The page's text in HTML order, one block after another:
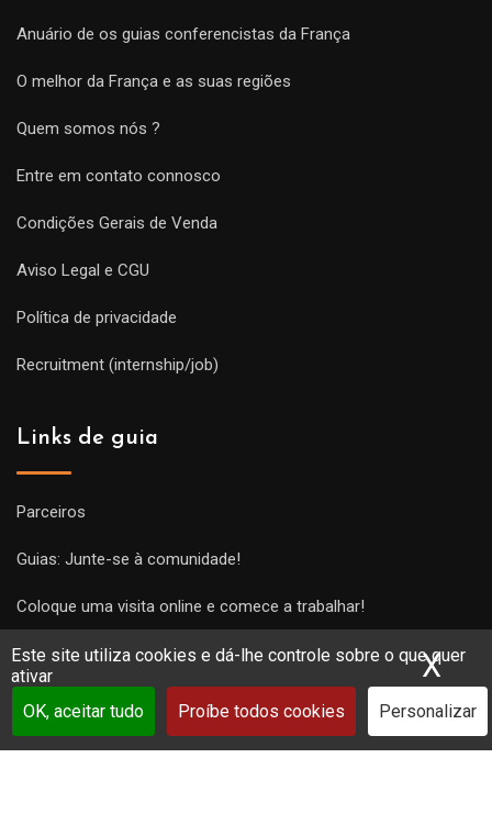
Este site utiliza cookies e dá-lhe controle sobre o que quer
ativar
OK, aceitar tudo
Proíbe todos cookies Personalizar
X
Anuário de os guias conferencistas da França
O melhor da França e as suas regiões
Quem somos nós ?
Entre em contato connosco
Condições Gerais de Venda
Aviso Legal e CGU
Política de privacidade
Recruitment (internship/job)
Links de guia
Parceiros
Guias: Junte-se à comunidade!
Coloque uma visita online e comece a trabalhar!